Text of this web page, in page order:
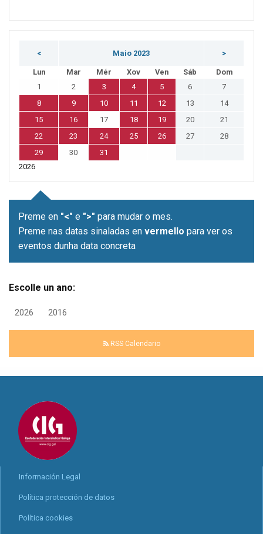
< Maio 2023 >
Lun Mar Mér Xov Ven Sáb
Dom
1
2 3 4 5 6
7
8
9 10 11 12 13
14
15
16 17 18 19 20
21
22
23 24 25 26 27
28
29
30
31
2026
Preme en "<" e ">" para mudar o mes.
Preme nas datas sinaladas en vermello para ver os
eventos dunha data concreta
Escolle un ano:
2026 2016
RSS Calendario
Información Legal
Política protección de datos
Política cookies